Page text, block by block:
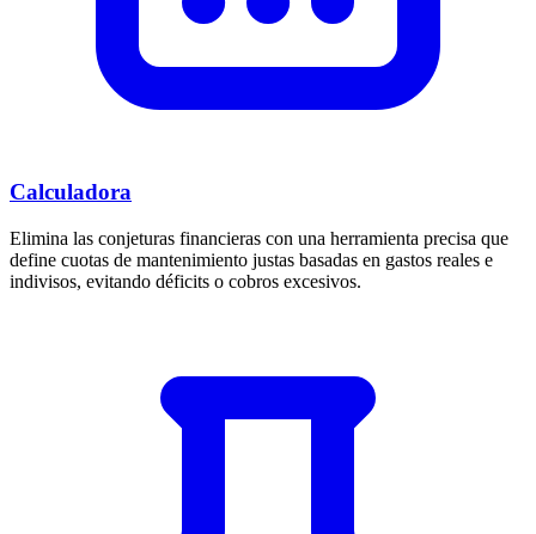
Calculadora
Elimina las conjeturas financieras con una herramienta precisa que
define cuotas de mantenimiento justas basadas en gastos reales e
indivisos, evitando déficits o cobros excesivos.